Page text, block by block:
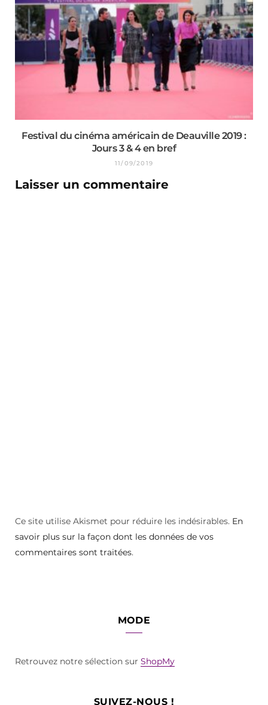
Festival du cinéma américain de Deauville 2019 :
Jours 3 & 4 en bref
11/09/2019
Laisser un commentaire
Ce site utilise Akismet pour réduire les indésirables. En
savoir plus sur la façon dont les données de vos
commentaires sont traitées.
MODE
Retrouvez notre sélection sur ShopMy
SUIVEZ-NOUS !